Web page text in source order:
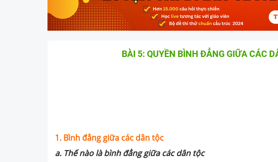
BÀI 5: QUYỀN BÌNH ĐẲNG GIỮA CÁC
1. Bình đẳng giữa các dân tộc
a. Thế nào là bình đẳng giữa các dân tộc